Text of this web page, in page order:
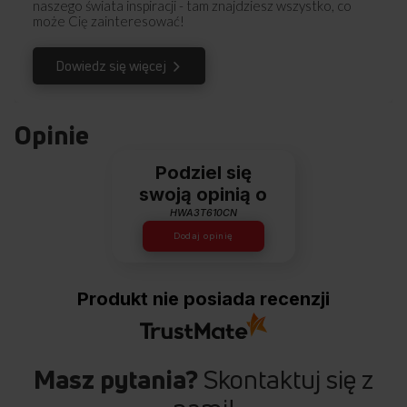
Bezpieczne i wygodne otwieranie bębna
Nie musisz już siłować się z drzwiami pralki. Specjalna
bęben zapewnia bezpieczne, powolne i wygodne otwieranie.
naszego świata inspiracji - tam znajdziesz wszystko, co
może Cię zainteresować!
Dowiedz się więcej
Opinie
Podziel się
swoją opinią o
HWA3T610CN
Dodaj opinię
Produkt nie posiada recenzji
Masz pytania? Skontaktuj się z